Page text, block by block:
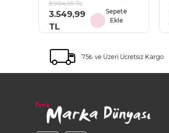
3.904,99 TL
3.549,99
TL
Sepete
Ekle
75₺ ve Üzeri Ücretsiz Kargo